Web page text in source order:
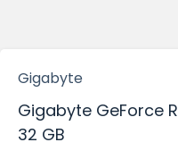
Gigabyte
Gigabyte GeForce
32 GB